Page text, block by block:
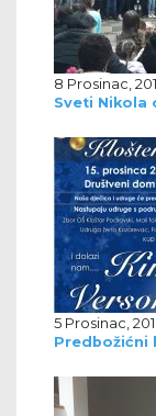
8 Prosinac,
Sveti Nikola
5 Prosinac,
Predbožićni